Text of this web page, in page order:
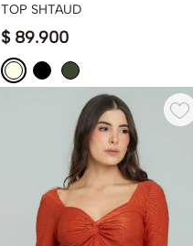
TOP SHTAUD
$ 89.900